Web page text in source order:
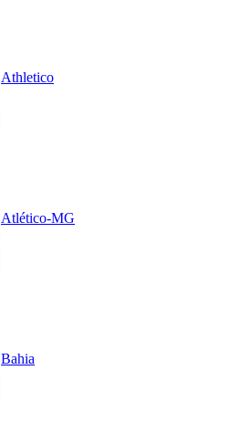
Athletico
Atlético-MG
Bahia